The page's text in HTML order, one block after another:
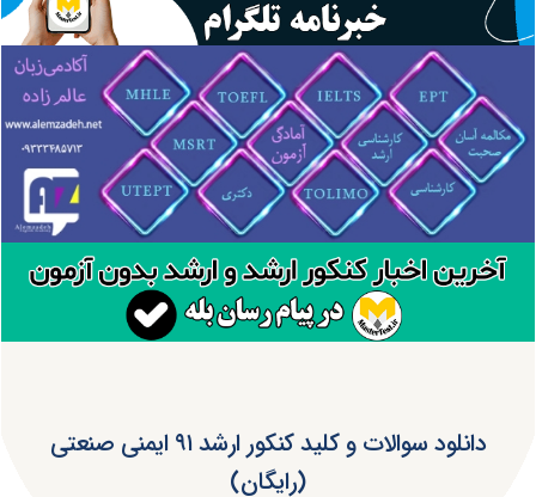
دانلود سوالات و کلید کنکور ارشد ۹۱ ایمنی صنعتی
(رایگان)